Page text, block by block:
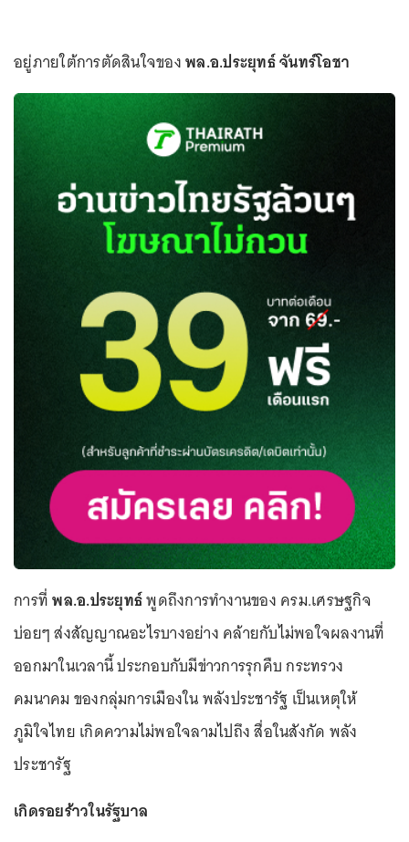
อยู่ภายใต้การตัดสินใจของพล.อ.ประยุทธ์ จันทร์โอชา
การที่พล.อ.ประยุทธ์พูดถึงการทำงานของ ครม.เศรษฐกิจ
บ่อยๆ ส่งสัญญาณอะไรบางอย่าง คล้ายกับไม่พอใจผลงานที่
ออกมาในเวลานี้ ประกอบกับมีข่าวการรุกคืบ กระทรวง
คมนาคม ของกลุ่มการเมืองใน พลังประชารัฐ เป็นเหตุให้
ภูมิใจไทย เกิดความไม่พอใจลามไปถึง สื่อในสังกัด พลัง
ประชารัฐ
เกิดรอยร้าวในรัฐบาล